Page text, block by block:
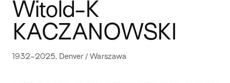
Witold-K
KACZANOWSKI
1932–2025, Denver / Warszawa